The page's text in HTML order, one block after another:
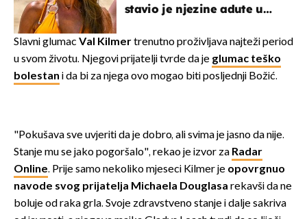
stavio je njezine adute u
Slavni glumac Val Kilmertrenutno proživljava najteži period
u svom životu. Njegovi prijatelji tvrde da je glumac teško
bolestan i da bi za njega ovo mogao biti posljednji Božić.
"Pokušava sve uvjeriti da je dobro, ali svima je jasno da nije.
Stanje mu se jako pogoršalo", rekao je izvor za Radar
Online. Prije samo nekoliko mjeseci Kilmer je opovrgnuo
navode svog prijatelja Michaela Douglasa rekavši da ne
boluje od raka grla. Svoje zdravstveno stanje i dalje sakriva